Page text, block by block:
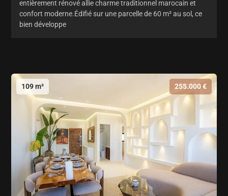
entièrement rénové allie charme traditionnel marocain et
confort moderne.Édifié sur une parcelle de 60 m² au sol, ce
bien développe
109 m² 255.000 €